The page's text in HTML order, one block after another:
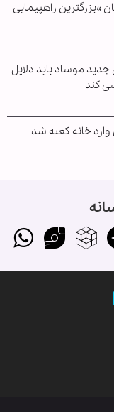
»بزرگترین راهپیمایی
موساد باید دلایل
کند
خانه کعبه شد